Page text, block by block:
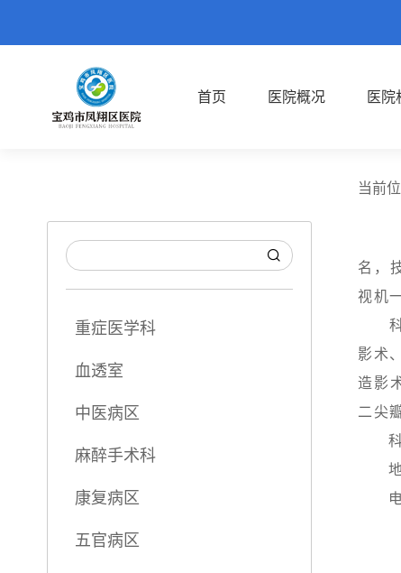
首页 医院概况 医院
重症医学科
血透室
中医病区
麻醉手术科
康复病区
五官病区
当前位
名，
视机
科
影术
造影
二尖
科
地
电